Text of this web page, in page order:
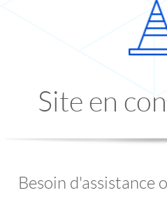
Site en
Besoin d'assistance